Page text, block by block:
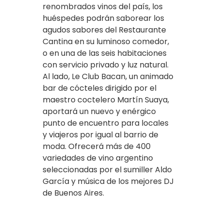
renombrados vinos del país, los
huéspedes podrán saborear los
agudos sabores del Restaurante
Cantina en su luminoso comedor,
o en una de las seis habitaciones
con servicio privado y luz natural.
Al lado, Le Club Bacan, un animado
bar de cócteles dirigido por el
maestro coctelero Martín Suaya,
aportará un nuevo y enérgico
punto de encuentro para locales
y viajeros por igual al barrio de
moda. Ofrecerá más de 400
variedades de vino argentino
seleccionadas por el sumiller Aldo
García y música de los mejores DJ
de Buenos Aires.